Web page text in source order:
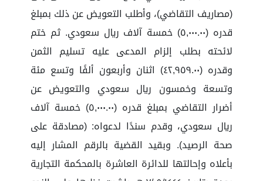
(مصاريف التقاضي)، وأطلب التعويض عن ذلك بمبلغ
قدره (٥,٠٠٠.٠٠) خمسة آلاف ريال سعودي. ثم ختم
لائحته بطلب إلزام المدعى عليه تسليم الثمن
وقدره (٤٢,٩٥٩.٠٠) اثنان وأربعون ألفًا وتسع مئة
وتسعة وخمسون ريال سعودي والتعويض عن
أضرار التقاضي بمبلغ قدره (٥,٠٠٠.٠٠) خمسة آلاف
ريال سعودي، وقدم سندًا لدعواه: (مصادقة على
صحة الرصيد). وبقيد القضية بالرقم المشار إليه
بأعلاه وإحالتها للدائرة العاشرة بالمحكمة التجارية